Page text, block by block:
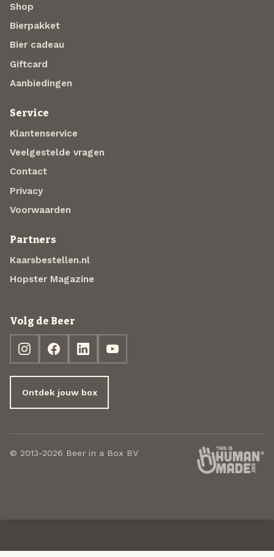
Shop
Bierpakket
Bier cadeau
Giftcard
Aanbiedingen
Service
Klantenservice
Veelgestelde vragen
Contact
Privacy
Voorwaarden
Partners
Kaarsbestellen.nl
Hopster Magazine
Volg de Beer
Ontdek jouw box
© 2013-2026 Beer in a Box BV